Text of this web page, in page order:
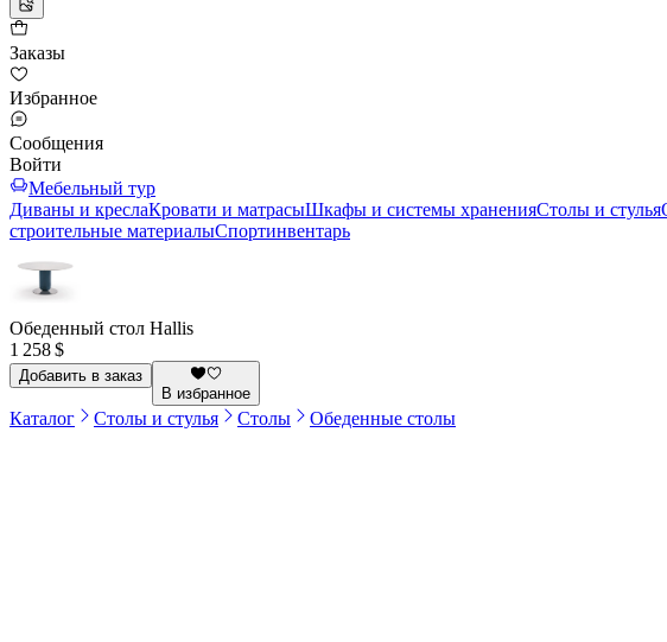
Заказы
Избранное
Сообщения
Войти
Мебельный тур
Диваны и креслаКровати и матрасыШкафы и системы храненияСтолы и стулья
строительные материалыСпортинвентарь
Обеденный стол Hallis
1 258 $
Добавить в заказ
В избранное
Каталог Столы и стулья Столы Обеденные столы